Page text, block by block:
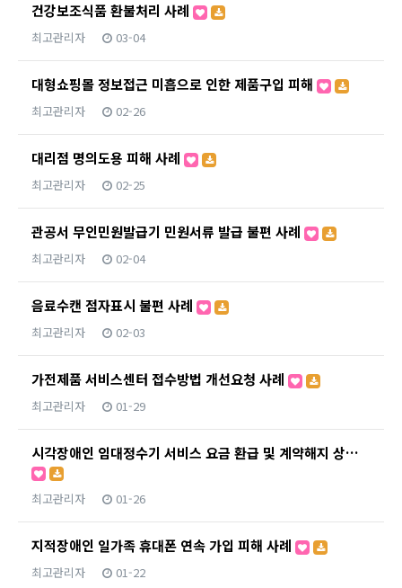
건강보조식품 환불처리 사례
최고관리자 03-04
대형쇼핑몰 정보접근 미흡으로 인한 제품구입 피해
최고관리자 02-26
대리점 명의도용 피해 사례
최고관리자 02-25
관공서 무인민원발급기 민원서류 발급 불편 사례
최고관리자 02-04
음료수캔 점자표시 불편 사례
최고관리자 02-03
가전제품 서비스센터 접수방법 개선요청 사례
최고관리자 01-29
시각장애인 임대정수기 서비스 요금 환급 및 계약해지 상…
최고관리자 01-26
지적장애인 일가족 휴대폰 연속 가입 피해 사례
최고관리자 01-22